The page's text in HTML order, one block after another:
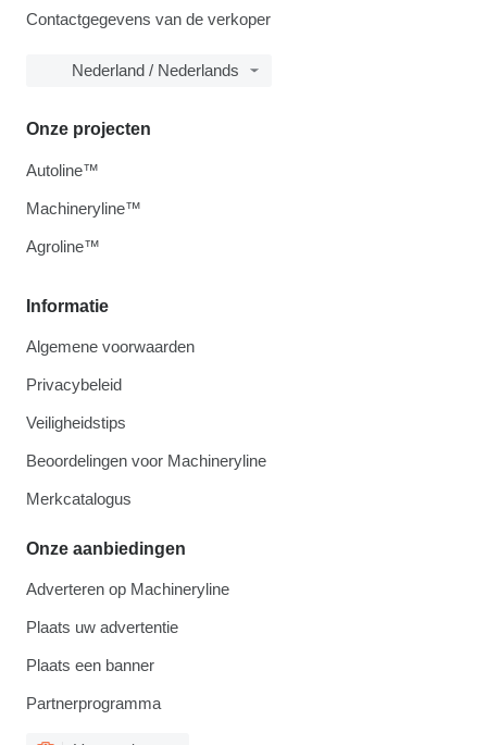
Contactgegevens van de verkoper
Nederland / Nederlands
Informatie
Algemene voorwaarden
Privacybeleid
Veiligheidstips
Beoordelingen voor Machineryline
Merkcatalogus
Onze aanbiedingen
Adverteren op Machineryline
Plaats uw advertentie
Plaats een banner
Partnerprogramma
Onze projecten
Autoline™
Machineryline™
Agroline™